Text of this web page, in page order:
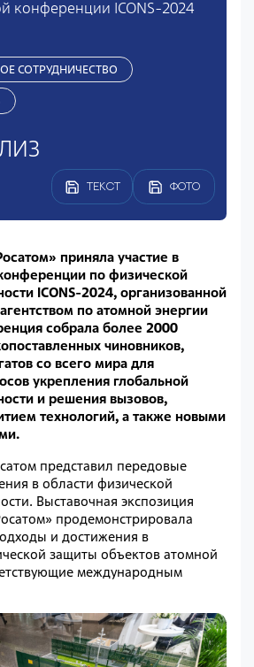
конференции ICONS-2024
СОТРУДНИЧЕСТВО
ТЕКСТ ФОТО
приняла участие в
по физической
ICONS-2024, организованной
по атомной энергии
собрала более 2000
чиновников,
со всего мира для
укрепления глобальной
и решения вызовов,
технологий, а также новыми
представил передовые
в области физической
Выставочная экспозиция
продемонстрировала
и достижения в
защиты объектов атомной
международным